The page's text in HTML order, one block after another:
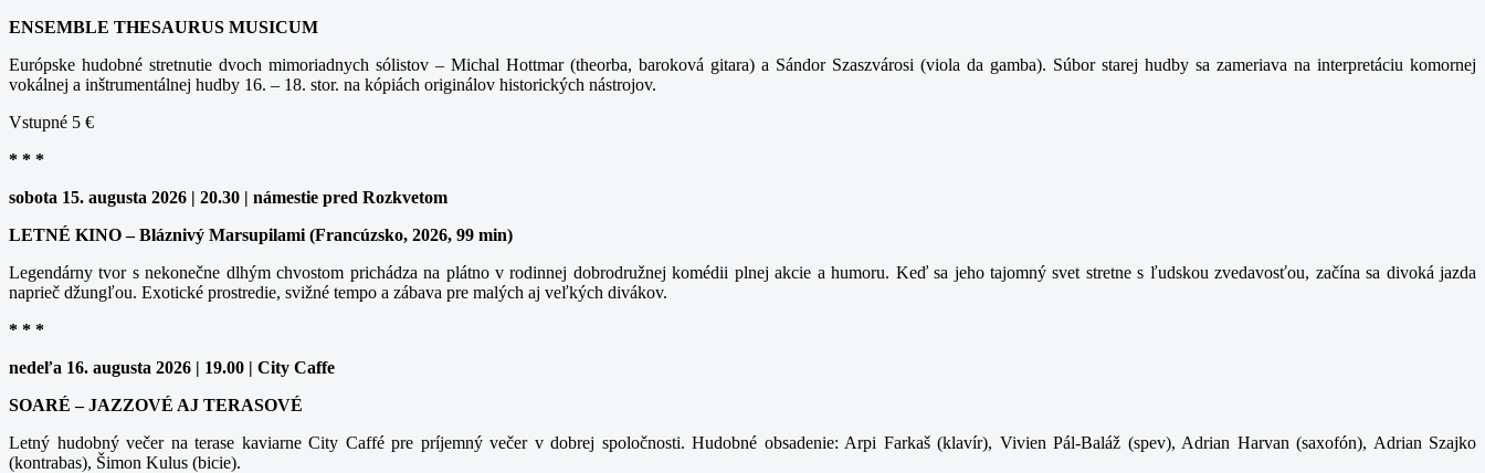
ENSEMBLE THESAURUS MUSICUM
Európske hudobné stretnutie dvoch mimoriadnych sólistov – Michal Hottmar (theorba, baroková gitara) a Sándor Szaszvárosi (viola da gamba). Súbor starej hudby sa zameriava na interpretáciu komornej
vokálnej a inštrumentálnej hudby 16. – 18. stor. na kópiách originálov historických nástrojov.
Vstupné 5 €
* * *
sobota 15. augusta 2026 | 20.30 | námestie pred Rozkvetom
LETNÉ KINO – Bláznivý Marsupilami (Francúzsko, 2026, 99 min)
Legendárny tvor s nekonečne dlhým chvostom prichádza na plátno v rodinnej dobrodružnej komédii plnej akcie a humoru. Keď sa jeho tajomný svet stretne s ľudskou zvedavosťou, začína sa divoká jazda
naprieč džungľou. Exotické prostredie, svižné tempo a zábava pre malých aj veľkých divákov.
* * *
nedeľa 16. augusta 2026 | 19.00 | City Caffe
SOARÉ – JAZZOVÉ AJ TERASOVÉ
Letný hudobný večer na terase kaviarne City Caffé pre príjemný večer v dobrej spoločnosti. Hudobné obsadenie: Arpi Farkaš (klavír), Vivien Pál-Baláž (spev), Adrian Harvan (saxofón), Adrian Szajko
(kontrabas), Šimon Kulus (bicie).